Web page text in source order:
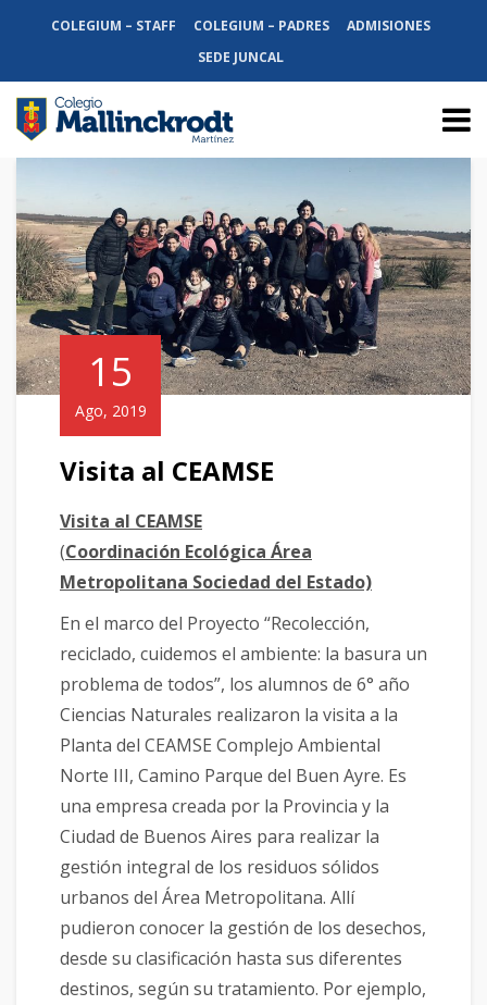
COLEGIUM – STAFF COLEGIUM – PADRES
ADMISIONES
SEDE JUNCAL
15
Ago, 2019
Visita al CEAMSE
Visita al CEAMSE
(Coordinación Ecológica Área
Metropolitana Sociedad del Estado)
En el marco del Proyecto “Recolección,
reciclado, cuidemos el ambiente: la basura un
problema de todos”, los alumnos de 6° año
Ciencias Naturales realizaron la visita a la
Planta del CEAMSE Complejo Ambiental
Norte III, Camino Parque del Buen Ayre. Es
una empresa creada por la Provincia y la
Ciudad de Buenos Aires para realizar la
gestión integral de los residuos sólidos
urbanos del Área Metropolitana. Allí
pudieron conocer la gestión de los desechos,
desde su clasificación hasta sus diferentes
destinos, según su tratamiento. Por ejemplo,